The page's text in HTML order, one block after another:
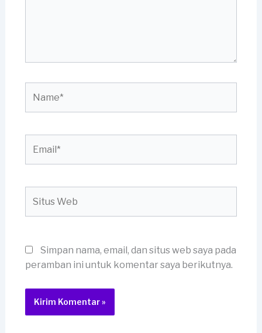
Web
Simpan nama, email, dan situs web saya pada
peramban ini untuk komentar saya berikutnya.